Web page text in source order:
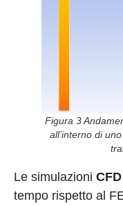
Figura 3
all’interno di
Le simulazioni CFD
tempo rispetto al